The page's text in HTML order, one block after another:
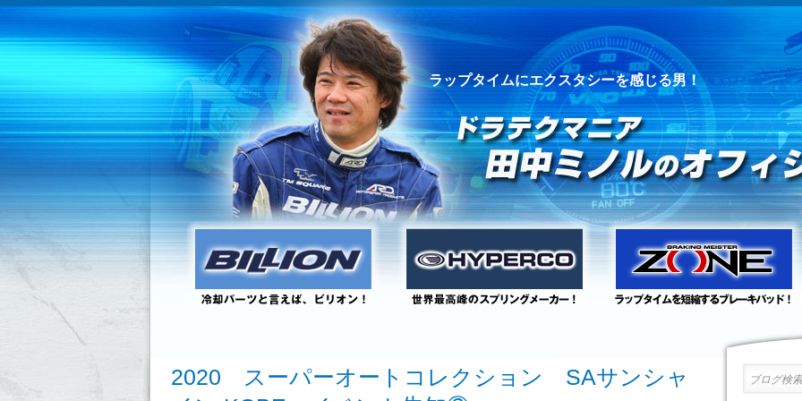
ラップタイムにエクスタシーを感じる男！
2020 スーパーオートコレクション SAサンシャ
ブログ検